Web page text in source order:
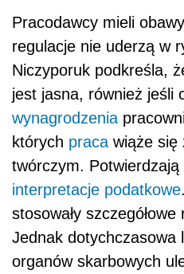
Pracodawcy mieli
regulacje nie uderzą w
Niczyporuk podkreśla,
jest jasna, również jeśli
wynagrodzenia
których pracawiąże się
twórczym.
interpretacje podatkowe
stosowały
Jednak dotychczasowa
organów skarbowych